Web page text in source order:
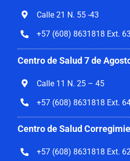
Calle 21 N. 55 -43
+57 (608) 8631818 Ext.
Centro de Salud 7 de
Calle 11 N. 25 – 45
+57 (608) 8631818 Ext.
Centro de Salud
+57 (608) 8631818 Ext.